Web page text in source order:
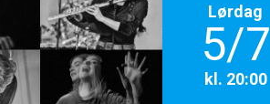
Lørdag
5/7
kl. 20:00